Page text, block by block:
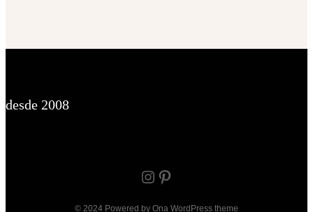
desde 2008
Instagram Pinterest
© 2024 Powered by Ona WordPress theme